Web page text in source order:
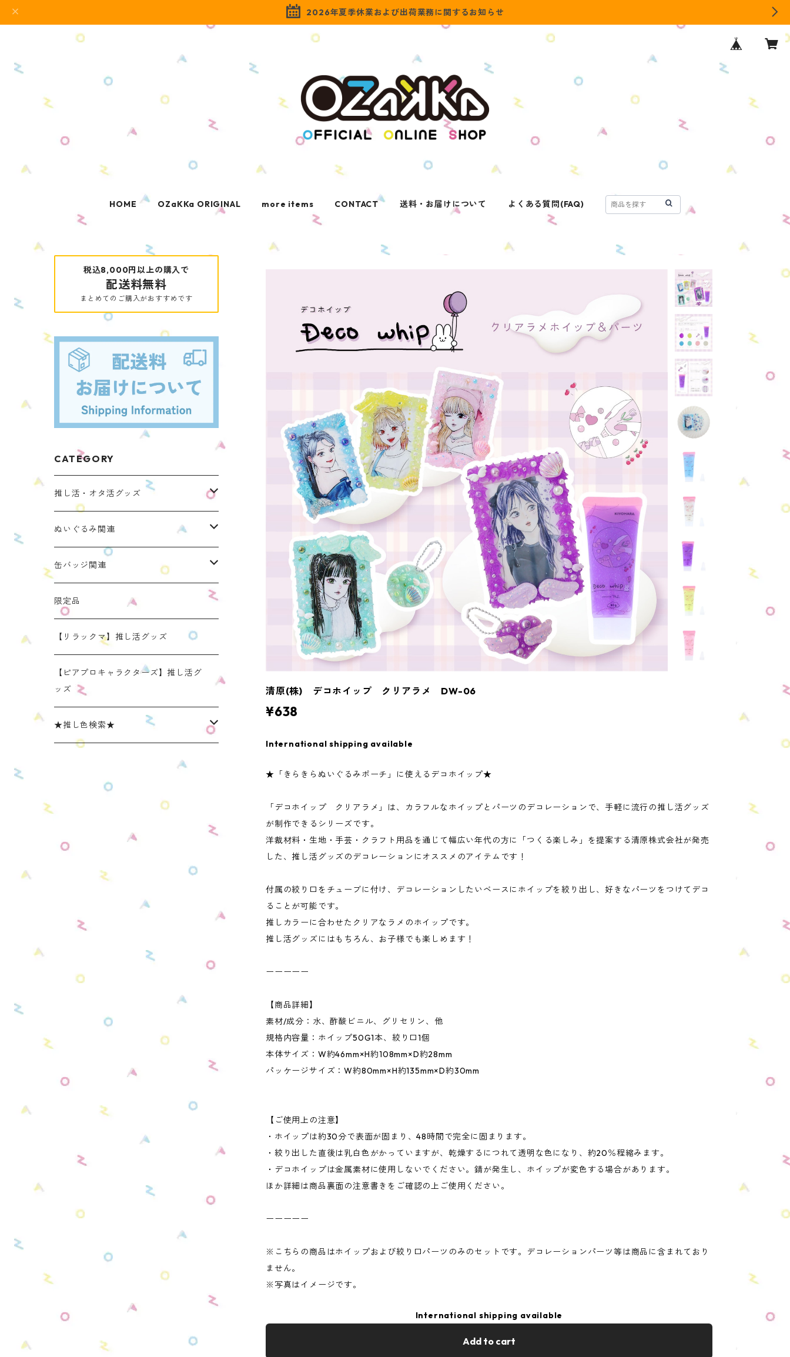
2026年夏季休業および出荷業務に関するお知らせ
HOME OZaKKa ORIGINAL more items CONTACT 送料・お届けについて よくある質問(FAQ)
清原(株) デコホイップ クリアラメ DW-06
¥638
International shipping available
★「きらきらぬいぐるみポーチ」に使えるデコホイップ★
「デコホイップ クリアラメ」は、カラフルなホイップとパーツのデコレーションで、手軽に流行の推し活グッズ
が制作できるシリーズです。
洋裁材料・生地・手芸・クラフト用品を通じて幅広い年代の方に「つくる楽しみ」を提案する清原株式会社が発売
した、推し活グッズのデコレーションにオススメのアイテムです！
付属の絞り口をチューブに付け、デコレーションしたいベースにホイップを絞り出し、好きなパーツをつけてデコ
ることが可能です。
推しカラーに合わせたクリアなラメのホイップです。
推し活グッズにはもちろん、お子様でも楽しめます！
ーーーーー
【商品詳細】
素材/成分：水、酢酸ビニル、グリセリン、他
規格内容量：ホイップ50G1本、絞り口1個
本体サイズ：W約46mm×H約108mm×D約28mm
パッケージサイズ：W約80mm×H約135mm×D約30mm
【ご使用上の注意】
・ホイップは約30分で表面が固まり、48時間で完全に固まります。
・絞り出した直後は乳白色がかっていますが、乾燥するにつれて透明な色になり、約20％程縮みます。
・デコホイップは金属素材に使用しないでください。錆が発生し、ホイップが変色する場合があります。
ほか詳細は商品裏面の注意書きをご確認の上ご使用ください。
ーーーーー
※こちらの商品はホイップおよび絞り口パーツのみのセットです。デコレーションパーツ等は商品に含まれており
ません。
※写真はイメージです。
International shipping available
Add to cart
税込8,000円以上の購入で
配送料無料
まとめてのご購入がおすすめです
CATEGORY
推し活・オタ活グッズ
ぬいのおくるみ ぬいくるみん
リラックマモデル（全１種）
OZaKKaオリジナルモデル
手と手がつながる つなぐるみん
どうぶつシリーズ(第1弾)
たべものシリーズ(第2弾)
きらきらぬいぐるみポーチ
【限定】星
スタンダード (本体の高さ：約16cm）
推し活コースターケース
ラウンド（丸型 2025年11月リニューアルモ
デル）
スクエア（四角型 2025年11月発売モデル）
缶バッジケース
ねこみみ缶バッジケース スタンダードカラ
ー
ねこみみ缶バッジケース メタリックカラー
リラックマ 缶バッジケース
推しごとショルダーパッド
リラックマモデル 推しごとショルダーパッ
【新モデル】推しごとショルダーパッド
推しごと現場トート
【新モデル】フェイクレザータイプ
【リラックマ】推し活グッズ
肩乗りぬいぐるみショルダーパッド
リラックマモデル 肩乗りぬいぐるみショル
推し活♡２WAYフォトカードホルダー
スタンダード・シンプルモデル（初期モデ
カラーモデル（全9種）
サンリオキャラクターズコラボモデル（全3
ディズニーコレクションモデル（全4種）
リラックマモデル（全2種）
センチメンタルサーカスモデル（全1種）
最遊記 RELOAD -ZEROIN- モデル（全2種）
その他・セット品
ぬいぐるみ関連
ぬいのおくるみ ぬいくるみん
身長：約16cm【BIG】
身長：約12㎝
手と手がつながる つなぐるみん
きらきらぬいぐるみポーチ
スタンダード (本体の高さ：約16cm）
【限定】星モデル
リラックマ ぬい活アイテム
缶バッジ関連
ねこみみ缶バッジケース
くまみみ缶バッジケース
うさみみ缶バッジケース
リラックマ 缶バッジケース
ねこみみロゼットバッグチャーム
限定品
【リラックマ】推し活グッズ
【ピアプロキャラクターズ】推し活グ
ッズ
★推し色検索★
ピンク系
ホワイト系
グレー系